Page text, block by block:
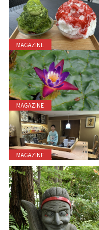
MAGAZINE
MAGAZINE
MAGAZINE